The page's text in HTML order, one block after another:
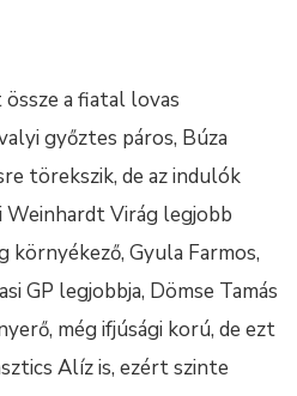
a fiatal lovas
győztes páros, Búza
törekszik, de az indulók
Weinhardt Virág legjobb
környékező, Gyula Farmos,
GP legjobbja, Dömse Tamás
még ifjúsági korú, de ezt
Alíz is, ezért szinte